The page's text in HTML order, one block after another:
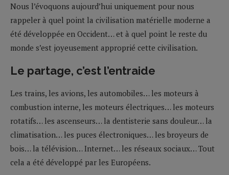
Nous l’évoquons aujourd’hui uniquement pour nous
rappeler à quel point la civilisation matérielle moderne a
été développée en Occident… et à quel point le reste du
monde s’est joyeusement approprié cette civilisation.
Le partage, c’est l’entraide
Les trains, les avions, les automobiles… les moteurs à
combustion interne, les moteurs électriques… les moteurs
rotatifs… les ascenseurs… la dentisterie sans douleur… la
climatisation… les puces électroniques… les broyeurs de
bois… la télévision… Internet… les réseaux sociaux… Tout
cela a été développé par les Européens.